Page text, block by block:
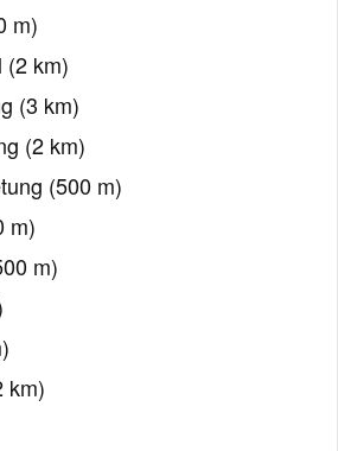
m)
(2 km)
(3 km)
(2 km)
(500 m)
m)
m)
km)